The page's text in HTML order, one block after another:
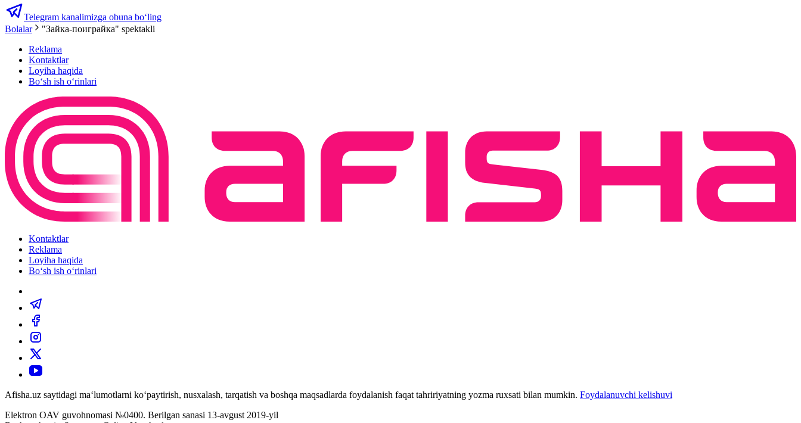
Telegram kanalimizga obuna bo‘ling
Bolalar
"Зайка-поиграйка" spektakli
Reklama
Kontaktlar
Loyiha haqida
Bo‘sh ish o‘rinlari
Kontaktlar
Reklama
Loyiha haqida
Bo‘sh ish o‘rinlari
Afisha.uz saytidagi ma‘lumotlarni ko‘paytirish, nusxalash, tarqatish va boshqa maqsadlarda foydalanish faqat tahririyatning yozma ruxsati bilan mumkin. Foydalanuvchi kelishuvi
Elektron OAV guvohnomasi №0400. Berilgan sanasi 13-avgust 2019-yil